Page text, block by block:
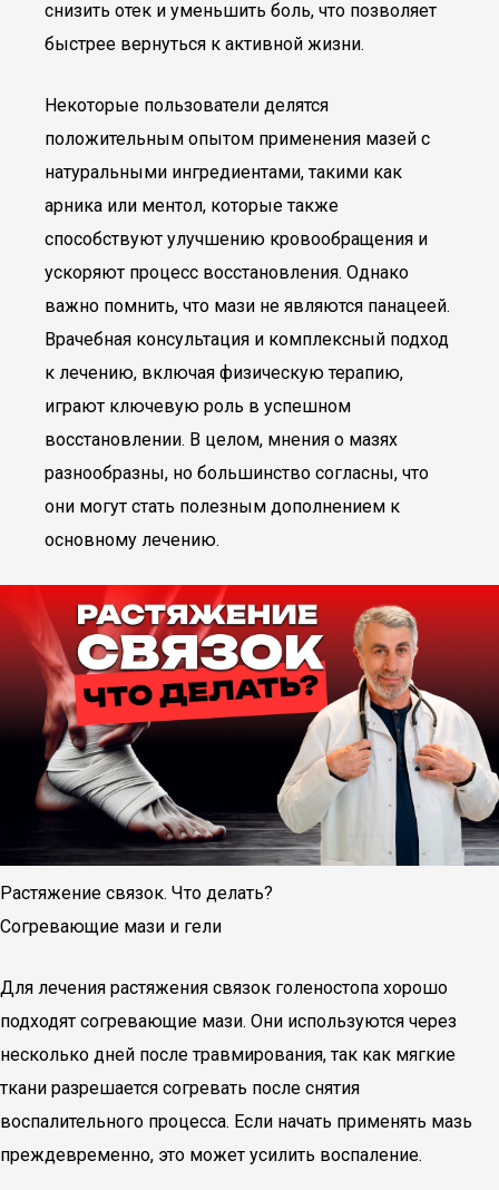
снизить отек и уменьшить боль, что позволяет
быстрее вернуться к активной жизни.
Некоторые пользователи делятся
положительным опытом применения мазей с
натуральными ингредиентами, такими как
арника или ментол, которые также
способствуют улучшению кровообращения и
ускоряют процесс восстановления. Однако
важно помнить, что мази не являются панацеей.
Врачебная консультация и комплексный подход
к лечению, включая физическую терапию,
играют ключевую роль в успешном
восстановлении. В целом, мнения о мазях
разнообразны, но большинство согласны, что
они могут стать полезным дополнением к
основному лечению.
Растяжение связок. Что делать?
Согревающие мази и гели
Для лечения растяжения связок голеностопа хорошо
подходят согревающие мази. Они используются через
несколько дней после травмирования, так как мягкие
ткани разрешается согревать после снятия
воспалительного процесса. Если начать применять мазь
преждевременно, это может усилить воспаление.